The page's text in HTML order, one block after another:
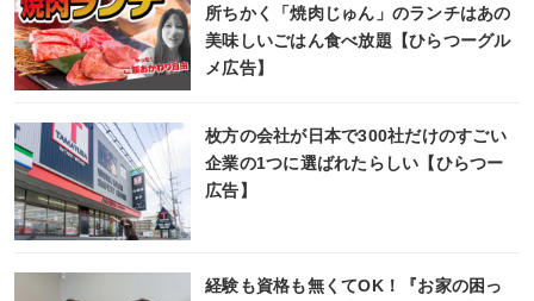
所ちかく「焼肉じゅん」のランチはあの
美味しいごはん食べ放題【ひらつーグル
メ広告】
枚方の会社が日本で300社だけのすごい
企業の1つに選ばれたらしい【ひらつー
広告】
経験も資格も無くてOK！『お家の困っ